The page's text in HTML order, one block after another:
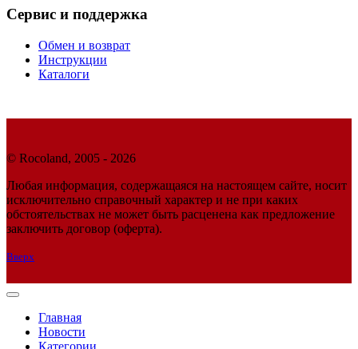
Сервис и поддержка
Обмен и возврат
Инструкции
Каталоги
© Rocoland, 2005 - 2026
Любая информация, содержащаяся на настоящем сайте, носит
исключительно справочный характер и не при каких
обстоятельствах не может быть расценена как предложение
заключить договор (оферта).
Вверх
Главная
Новости
Категории